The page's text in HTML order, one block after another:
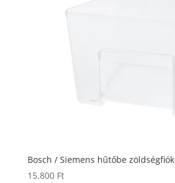
Bosch / Siemens hűtőbe zöldségfiók
15.800 Ft